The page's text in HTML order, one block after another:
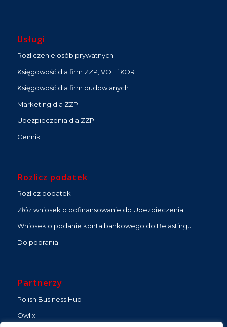
Usługi
Rozliczenie osób prywatnych
Księgowość dla firm ZZP, VOF i KOR
Księgowość dla firm budowlanych
Marketing dla ZZP
Ubezpieczenia dla ZZP
Cennik
Rozlicz podatek
Rozlicz podatek
Złóż wniosek o dofinansowanie do Ubezpieczenia
Wniosek o podanie konta bankowego do Belastingu
Do pobrania
Partnerzy
Polish Business Hub
Owlix